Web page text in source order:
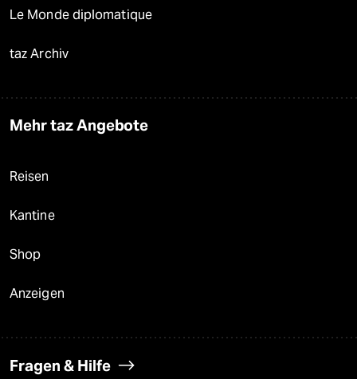
Le Monde diplomatique
taz Archiv
Mehr taz Angebote
Reisen
Kantine
Shop
Anzeigen
Fragen & Hilfe